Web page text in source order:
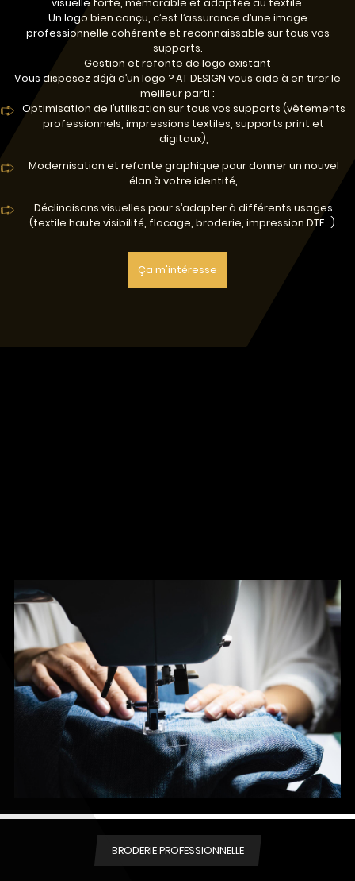
Un logo bien conçu, c’est l’assurance d’une image
professionnelle cohérente et reconnaissable sur tous vos
supports.
Gestion et refonte de logo existant
Vous disposez déjà d’un logo ? AT DESIGN vous aide à en tirer le
meilleur parti :
Optimisation de l’utilisation sur tous vos supports (vêtements
professionnels, impressions textiles, supports print et
digitaux),
Modernisation et refonte graphique pour donner un nouvel
élan à votre identité,
Déclinaisons visuelles pour s’adapter à différents usages
(textile haute visibilité, flocage, broderie, impression DTF…).
Ça m'intéresse
BRODERIE PROFESSIONNELLE